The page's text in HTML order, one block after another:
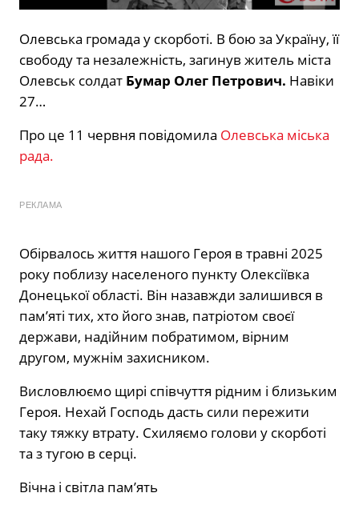
Олевська громада у скорботі. В бою за Україну, її
свободу та незалежність, загинув житель міста
Олевськ солдат Бумар Олег Петрович. Навіки
27…
Про це 11 червня повідомила Олевська міська
рада.
РЕКЛАМА
Обірвалось життя нашого Героя в травні 2025
року поблизу населеного пункту Олексіївка
Донецької області. Він назавжди залишився в
пам’яті тих, хто його знав, патріотом своєї
держави, надійним побратимом, вірним
другом, мужнім захисником.
Висловлюємо щирі співчуття рідним і близьким
Героя. Нехай Господь дасть сили пережити
таку тяжку втрату. Схиляємо голови у скорботі
та з тугою в серці.
Вічна і світла пам’ять